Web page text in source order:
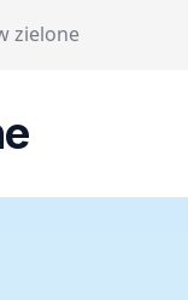
zielone